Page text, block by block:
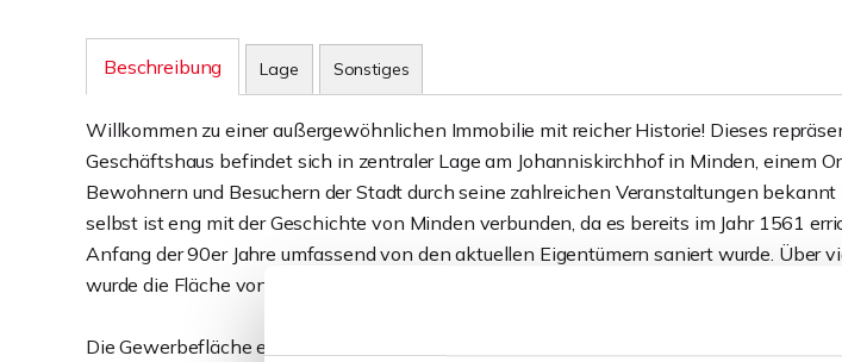
Beschreibung Lage Sonstiges
Willkommen zu einer außergewöhnlichen Immobilie mit reicher Historie! Dieses
Geschäftshaus befindet sich in zentraler Lage am Johanniskirchhof in Minden, einem
Bewohnern und Besuchern der Stadt durch seine zahlreichen Veranstaltungen bekannt
selbst ist eng mit der Geschichte von Minden verbunden, da es bereits im Jahr 1561
Anfang der 90er Jahre umfassend von den aktuellen Eigentümern saniert wurde. Über
wurde die Fläche von dem renommierten Lokalradio "Radio Westfalica" genutzt.
Die Gewerbefläche erstreckt sich über mehr als 300 m², verteilt auf drei Etagen sowie